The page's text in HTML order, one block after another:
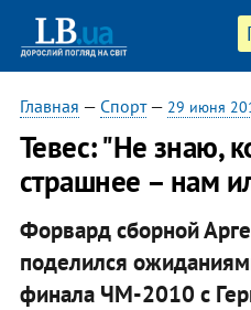
Главная — Спорт— 29 июня
Тевес: "Не знаю,
страшнее – нам
Форвард сборной
поделился
финала ЧМ-2010 с